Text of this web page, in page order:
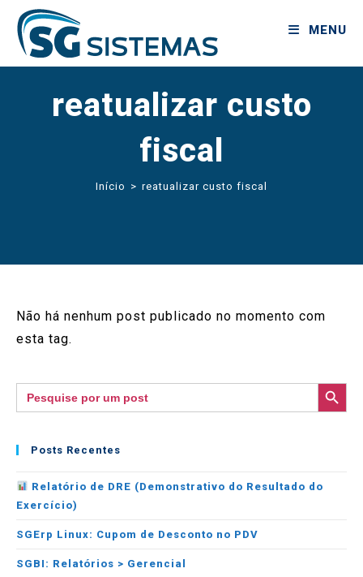
MENU
reatualizar custo
fiscal
Início > reatualizar custo fiscal
Não há nenhum post publicado no momento com
esta tag.
Search
for:
SEARCH BUTTON
Posts Recentes
Relatório de DRE (Demonstrativo do Resultado do
Exercício)
SGErp Linux: Cupom de Desconto no PDV
SGBI: Relatórios > Gerencial